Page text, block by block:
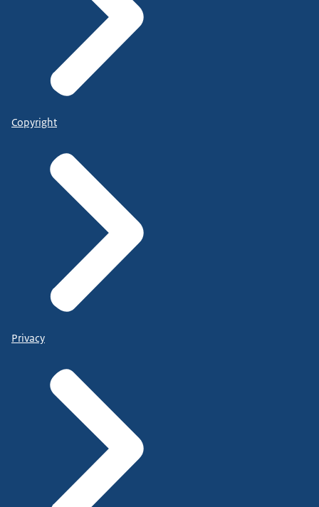
Copyright
Privacy